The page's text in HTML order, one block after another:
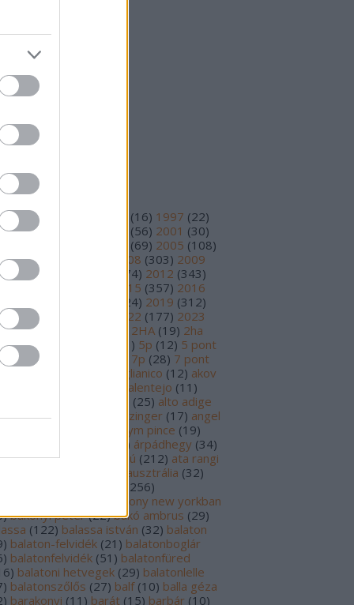
október
...
2.0
( 11) (16) 1997 (22)
(14) (56) 2001 (30)
(69) 2005 (108)
(195 2008 (303) 2009
2010 374) 2012 (343)
2015 (357) 2016
324) 2019 (312)
( 199 2022 (177) 2023
) 2024 2HA (19) 2ha
) 3 pont ) 5p (12) 5 pont
6p (26 7p (28) 7 pont
aglianico (12) akov
alentejo (11 )
(25) alto adige
) alves de sousa alzinger (17) angel
anonym pince (19)
) árpádhegy (34)
(39) ascheri aszú (212) ata rangi
ausztrália (32)
256)
badacsony new yorkban
) bakonyi péter (22) bakó ambrus (29)
(122) balassa istván (32) balaton
) balaton-felvidék (21 ) balatonboglár
) balatonfelvidék (51 ) balatonfüred
) balatoni hetvegek (29) balatonlelle
) balatonszőlős (27) balf (10) balla géza
) barakonyi (11 ) barát (15) barbár (10)